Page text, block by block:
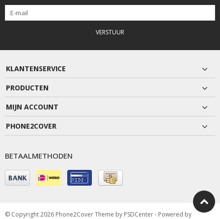
VERSTUUR
KLANTENSERVICE
PRODUCTEN
MIJN ACCOUNT
PHONE2COVER
BETAALMETHODEN
© Copyright 2026 Phone2Cover Theme by PSDCenter- Powered by